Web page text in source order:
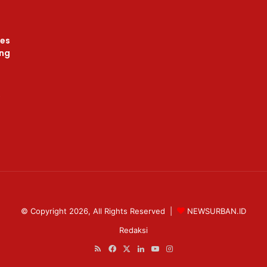
© Copyright 2026, All Rights Reserved |
NEWSURBAN.ID
Redaksi
RSSFacebook
X LinkedInYouTubeInstagram